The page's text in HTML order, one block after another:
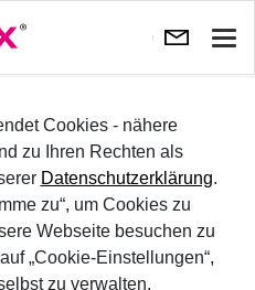
Cookies - nähere
zu Ihren Rechten als
Datenschutzerklärung.
zu“, um Cookies zu
Webseite besuchen zu
„Cookie-Einstellungen“,
zu verwalten.
LOG­IN